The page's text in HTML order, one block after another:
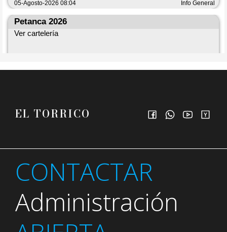
EL TORRICO
CONTACTAR
Administración